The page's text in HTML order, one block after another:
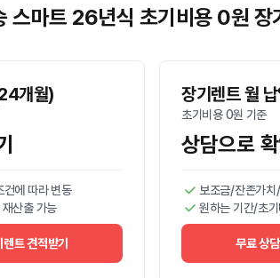
스마트 26년식 초기비용 0원 장
개월)
에 따라 변동
산출 가능
트 견적받기
장기렌트 월
초기비용 0원 기준
상담으로 확
보조금/잔존가
원하는 기간/초
무료 상